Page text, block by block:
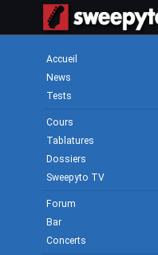
Accueil
News
Tests
Cours
Tablatures
Dossiers
Sweepyto TV
Forum
Bar
Concerts